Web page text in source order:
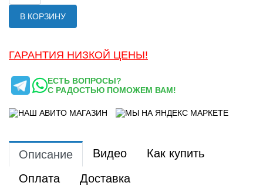
В КОРЗИНУ
ГАРАНТИЯ НИЗКОЙ ЦЕНЫ!
ЕСТЬ ВОПРОСЫ?
С РАДОСТЬЮ ПОМОЖЕМ ВАМ!
Описание Видео
Как купить
Оплата
Доставка